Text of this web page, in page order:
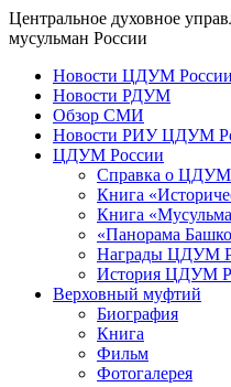
Центральное духовное
мусульман России
Новости ЦДУМ России
Новости РДУМ
Обзор СМИ
Новости РИУ ЦДУМ
ЦДУМ России
Справка о ЦДУМ
Книга
Книга
«Панорама
Награды ЦДУМ
История ЦДУМ
Верховный муфтий
Биография
Книга
Фильм
Фотогалерея